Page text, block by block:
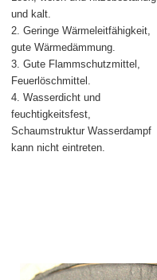
und kalt.
2. Geringe Wärmeleitfähigkeit,
gute Wärmedämmung.
3. Gute Flammschutzmittel,
Feuerlöschmittel.
4. Wasserdicht und
feuchtigkeitsfest,
Schaumstruktur Wasserdampf
kann nicht eintreten.